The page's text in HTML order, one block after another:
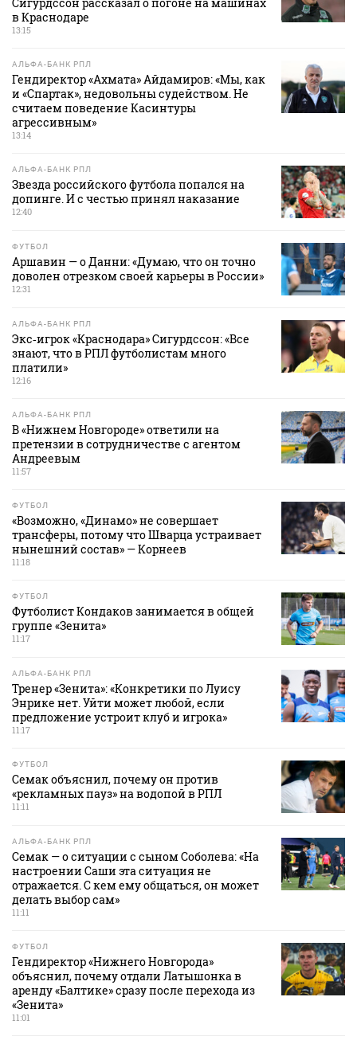
в Краснодаре
13:15
АЛЬФА-БАНК РПЛ
Гендиректор «Ахмата» Айдамиров: «Мы, как
и «Спартак», недовольны судейством. Не
считаем поведение Касинтуры
агрессивным»
13:14
АЛЬФА-БАНК РПЛ
Звезда российского футбола попался на
допинге. И с честью принял наказание
12:40
ФУТБОЛ
Аршавин — о Данни: «Думаю, что он точно
доволен отрезком своей карьеры в России»
12:31
АЛЬФА-БАНК РПЛ
Экс‑игрок «Краснодара» Сигурдссон: «Все
знают, что в РПЛ футболистам много
платили»
12:16
АЛЬФА-БАНК РПЛ
В «Нижнем Новгороде» ответили на
претензии в сотрудничестве с агентом
Андреевым
11:57
ФУТБОЛ
«Возможно, «Динамо» не совершает
трансферы, потому что Шварца устраивает
нынешний состав» — Корнеев
11:18
ФУТБОЛ
Футболист Кондаков занимается в общей
группе «Зенита»
11:17
АЛЬФА-БАНК РПЛ
Тренер «Зенита»: «Конкретики по Луису
Энрике нет. Уйти может любой, если
предложение устроит клуб и игрока»
11:17
ФУТБОЛ
Семак объяснил, почему он против
«рекламных пауз» на водопой в РПЛ
11:11
АЛЬФА-БАНК РПЛ
Семак — о ситуации с сыном Соболева: «На
настроении Саши эта ситуация не
отражается. С кем ему общаться, он может
делать выбор сам»
11:11
ФУТБОЛ
Гендиректор «Нижнего Новгорода»
объяснил, почему отдали Латышонка в
аренду «Балтике» сразу после перехода из
«Зенита»
11:01